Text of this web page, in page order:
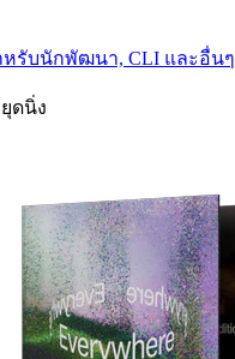
หรับนักพัฒนา, CLI และอื่นๆ
ดนิ่ง